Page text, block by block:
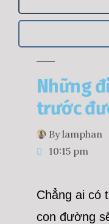
Những
trước
Bylamphan
10:15 pm
Chẳng ai có
con đường